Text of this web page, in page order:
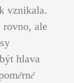
vznikala.
rovno, ale
hlava